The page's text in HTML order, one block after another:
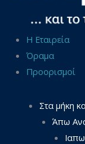
Η Εταιρεία
Όραμα
Προορισμοί
Στα μήκη
Άπω